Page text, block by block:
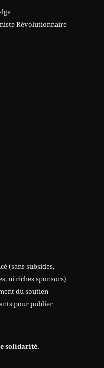
Révolutionnaire
(sans subsides,
ni riches sponsors)
du soutien
pour publier
solidarité.